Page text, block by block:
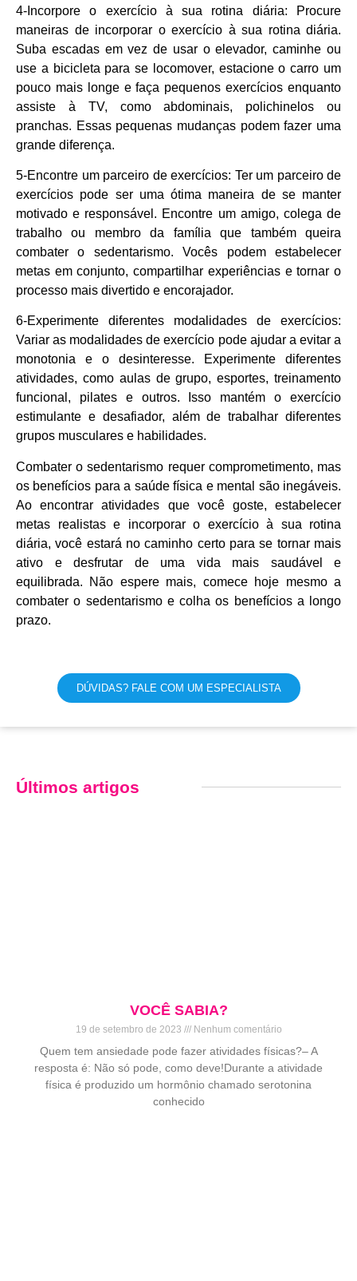
4-Incorpore o exercício à sua rotina diária: Procure
maneiras de incorporar o exercício à sua rotina diária.
Suba escadas em vez de usar o elevador, caminhe ou
use a bicicleta para se locomover, estacione o carro um
pouco mais longe e faça pequenos exercícios enquanto
assiste à TV, como abdominais, polichinelos ou
pranchas. Essas pequenas mudanças podem fazer uma
grande diferença.
5-Encontre um parceiro de exercícios: Ter um parceiro de
exercícios pode ser uma ótima maneira de se manter
motivado e responsável. Encontre um amigo, colega de
trabalho ou membro da família que também queira
combater o sedentarismo. Vocês podem estabelecer
metas em conjunto, compartilhar experiências e tornar o
processo mais divertido e encorajador.
6-Experimente diferentes modalidades de exercícios:
Variar as modalidades de exercício pode ajudar a evitar a
monotonia e o desinteresse. Experimente diferentes
atividades, como aulas de grupo, esportes, treinamento
funcional, pilates e outros. Isso mantém o exercício
estimulante e desafiador, além de trabalhar diferentes
grupos musculares e habilidades.
Combater o sedentarismo requer comprometimento, mas
os benefícios para a saúde física e mental são inegáveis.
Ao encontrar atividades que você goste, estabelecer
metas realistas e incorporar o exercício à sua rotina
diária, você estará no caminho certo para se tornar mais
ativo e desfrutar de uma vida mais saudável e
equilibrada. Não espere mais, comece hoje mesmo a
combater o sedentarismo e colha os benefícios a longo
prazo.
DÚVIDAS? FALE COM UM ESPECIALISTA
Últimos artigos
VOCÊ SABIA?
19 de setembro de 2023 Nenhum comentário
Quem tem ansiedade pode fazer atividades físicas?– A
resposta é: Não só pode, como deve!Durante a atividade
física é produzido um hormônio chamado serotonina
conhecido